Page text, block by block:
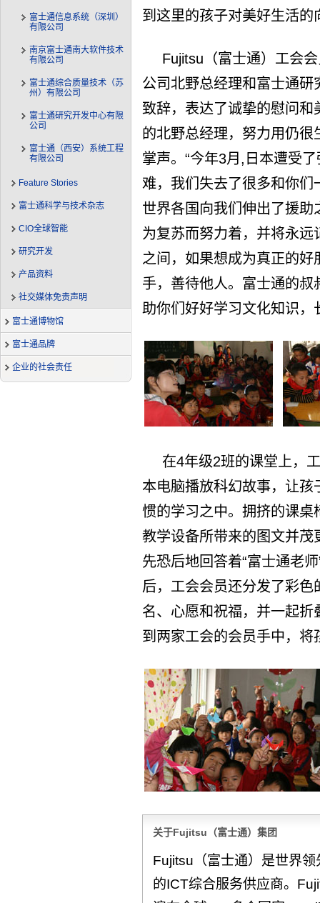
富士通信息系统（深圳）
有限公司
南京富士通南大软件技术
有限公司
富士通综合质量技术（苏
州）有限公司
富士通研究开发中心有限
公司
富士通（西安）系统工程
有限公司
Feature Stories
富士通科学与技术杂志
CIO全球智能
研究开发
产品资料
社交媒体免责声明
富士通博物馆
富士通品牌
企业的社会责任
到这里的孩子对美好生活的
Fujitsu（富士通）工会
公司北野总经理和富士通
致辞，表达了诚挚的慰问
的北野总经理，努力用仍
掌声。“今年3月,日本遭受
难，我们失去了很多和你
世界各国向我们伸出了援
为复苏而努力着，并将永
之间，如果想成为真正的
手，善待他人。富士通的
助你们好好学习文化知识，
在4年级2班的课堂上，
本电脑播放科幻故事，让
惯的学习之中。拥挤的课
教学设备所带来的图文并
先恐后地回答着“富士通老
后，工会会员还分发了彩
名、心愿和祝福，并一起折
到两家工会的会员手中，
关于Fujitsu（富士通）集团
Fujitsu（富士通）是世界
的ICT综合服务供应商。